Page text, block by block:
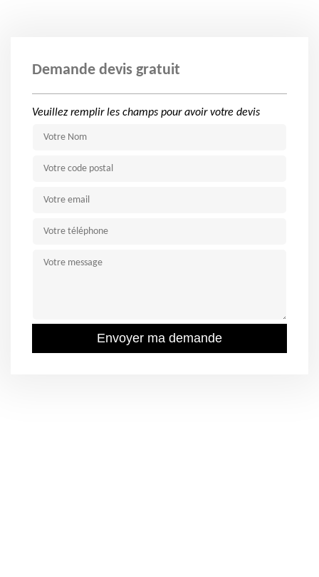
Demande devis gratuit
Veuillez remplir les champs pour avoir votre devis